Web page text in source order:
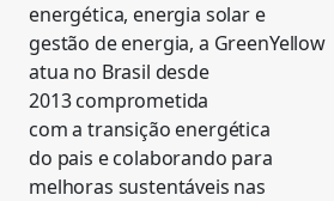
energética, energia solar e
gestão de energia, a GreenYellow
atua no Brasil desde
2013 comprometida
com a transição energética
do pais e colaborando para
melhoras sustentáveis nas